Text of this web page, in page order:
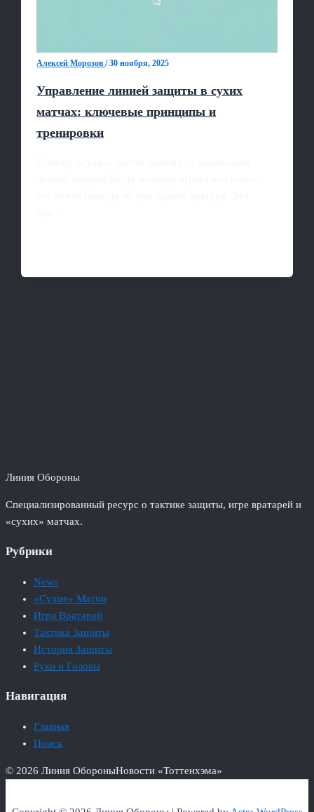
Алексей Морозов/30 ноября, 2025
Управление линией защиты в сухих
матчах: ключевые принципы и
тренировки
Линия Обороны
Специализированный ресурс о тактике защиты, игре вратарей и
«сухих» матчах.
Рубрики
News
«Сухие» Матчи
Игра Вратарей
Тактика Защиты
История Защиты
Руки и Головы
Навигация
Главная
Поиск
© 2026 Линия ОбороныНовости «Тоттенхэма»